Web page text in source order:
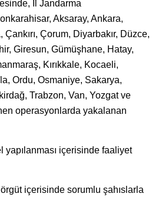
İl Jandarma
Aksaray, Ankara,
Çorum, Diyarbakır, Düzce,
Giresun, Gümüşhane, Hatay,
Kırıkkale, Kocaeli,
Ordu, Osmaniye, Sakarya,
Trabzon, Van, Yozgat ve
operasyonlarda yakalanan
yapılanması içerisinde faaliyet
içerisinde sorumlu şahıslarla